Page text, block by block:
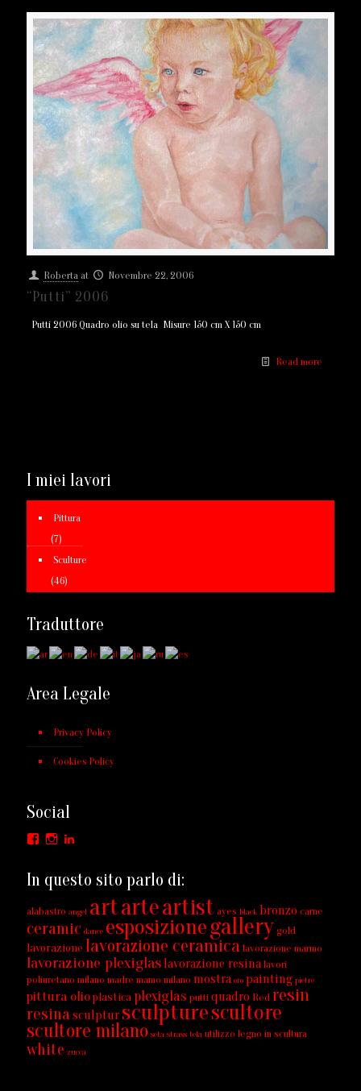
Roberta at Novembre 22, 2006
“Putti” 2006
Putti 2006 Quadro olio su tela Misure 150 cm X 150 cm
Read more
I miei lavori
Pittura
(7)
Sculture
(46)
Traduttore
Area Legale
Privacy Policy
Cookies Policy
Social
Facebook
Instagram
In questo sito parlo di:
alabastro angel artarteartist ayes black bronzo carne
ceramic dance esposizionegallery gold
lavorazione lavorazione ceramica lavorazione marmo
lavorazione plexiglas lavorazione resina lavori
poliuretano milano madre mamo milano mostra oro painting pietre
pittura olioplastica plexiglas putti quadro Red resin
resinasculptur sculpturescultore
scultore milano seta strass tela utilizzo legno in scultura
white zucca